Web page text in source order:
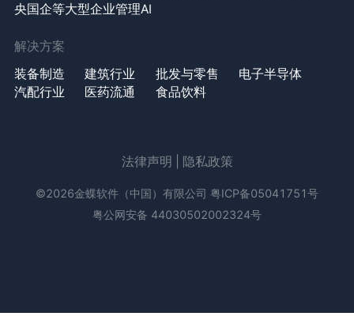
央国企等大型企业管理AI
解决方案
装备制造
建筑行业 批发与零售
电子半导体
汽配行业
医药流通 食品饮料
法律声明 隐私政策
©2026金蝶软件（中国）有限公司 粤ICP备05041751号
粤公网安备 44030502002324号